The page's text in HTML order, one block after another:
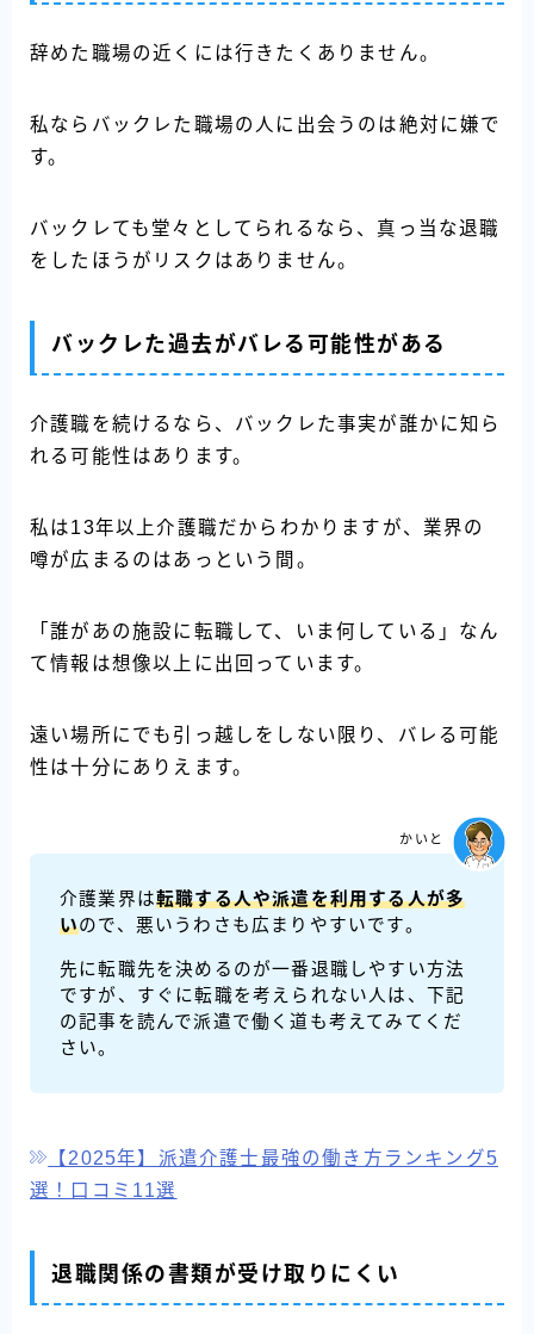
辞めた職場の近くには行きたくありません。
私ならバックレた職場の人に出会うのは絶対に嫌で
す。
バックレても堂々としてられるなら、真っ当な退職
をしたほうがリスクはありません。
バックレた過去がバレる可能性がある
介護職を続けるなら、バックレた事実が誰かに知ら
れる可能性はあります。
私は13年以上介護職だからわかりますが、業界の
噂が広まるのはあっという間。
「誰があの施設に転職して、いま何している」なん
て情報は想像以上に出回っています。
遠い場所にでも引っ越しをしない限り、バレる可能
性は十分にありえます。
介護業界は転職する人や派遣を利用する人が多
いので、悪いうわさも広まりやすいです。
先に転職先を決めるのが一番退職しやすい方法
ですが、すぐに転職を考えられない人は、下記
の記事を読んで派遣で働く道も考えてみてくだ
さい。
かいと
【2025年】派遣介護士最強の働き方ランキング5
選！口コミ11選
退職関係の書類が受け取りにくい